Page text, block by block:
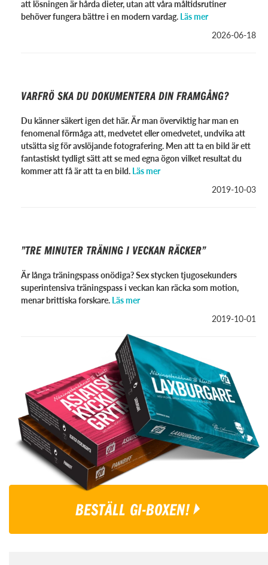
att lösningen är hårda dieter, utan att våra måltidsrutiner
behöver fungera bättre i en modern vardag. Läs mer
2026-06-18
VARFRÖ SKA DU DOKUMENTERA DIN FRAMGÅNG?
Du känner säkert igen det här. Är man överviktig har man en
fenomenal förmåga att, medvetet eller omedvetet, undvika att
utsätta sig för avslöjande fotografering. Men att ta en bild är ett
fantastiskt tydligt sätt att se med egna ögon vilket resultat du
kommer att få är att ta en bild. Läs mer
2019-10-03
”TRE MINUTER TRÄNING I VECKAN RÄCKER”
Är långa träningspass onödiga? Sex stycken tjugosekunders
superintensiva träningspass i veckan kan räcka som motion,
menar brittiska forskare. Läs mer
2019-10-01
BESTÄLL GI-BOXEN!